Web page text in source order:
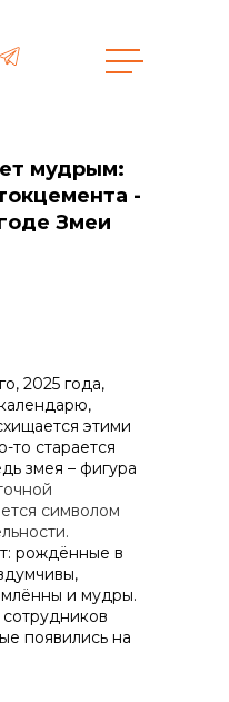
мудрым:
-
Змеи
2025 года,
этими
старается
змея – фигура
символом
рождённые в
и мудры.
появились на